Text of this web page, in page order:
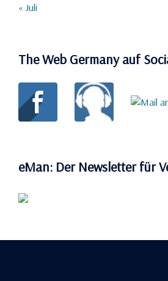
« Juli
The Web Germany auf
eMan: Der Newsletter für